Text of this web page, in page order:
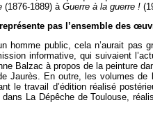
(1876-1889) à Guerre à la guerre !
pas l’ensemble des
public, cela n’aurait pas
informative, qui suivaient
Balzac à propos de la peinture
Jaurès. En outre, les volumes
le travail d’édition réalisé
La Dépêche de Toulouse,